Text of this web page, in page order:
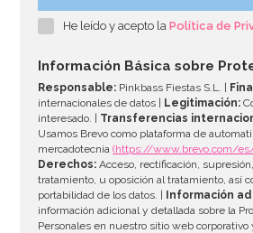
He leído y acepto laPolítica de
Información Básica sobre
Responsable: Pinkbass Fiestas S.L. |
internacionales de datos | Legitimación:
interesado. | Transferencias
Usamos Brevo como plataforma de
mercadotecnia(https://www.brevo.com/
Derechos: Acceso, rectificación,
tratamiento, u oposición al tratamiento, así
portabilidad de los datos. | Información
información adicional y detallada sobre la
Personales en nuestro sitio web corporativo